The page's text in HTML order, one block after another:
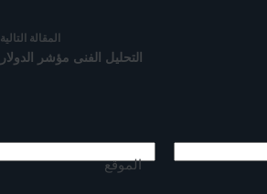
المقالة التالية
التحليل الفنى مؤشر الدولار
الموقع